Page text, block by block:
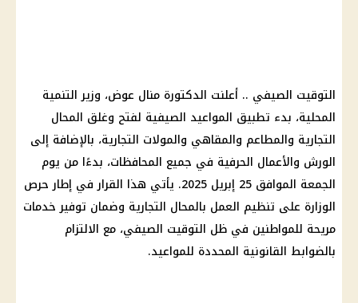
التوقيت الصيفي .. أعلنت الدكتورة منال عوض، وزير التنمية
المحلية، بدء تطبيق المواعيد الصيفية لفتح وغلق المحال
التجارية والمطاعم والمقاهي والمولات التجارية، بالإضافة إلى
الورش والأعمال الحرفية في جميع المحافظات، بدءًا من يوم
الجمعة الموافق 25 إبريل 2025. يأتي هذا القرار في إطار حرص
الوزارة على تنظيم العمل بالمحال التجارية وضمان توفير خدمات
مريحة للمواطنين في ظل التوقيت الصيفي، مع الالتزام
بالضوابط القانونية المحددة للمواعيد.